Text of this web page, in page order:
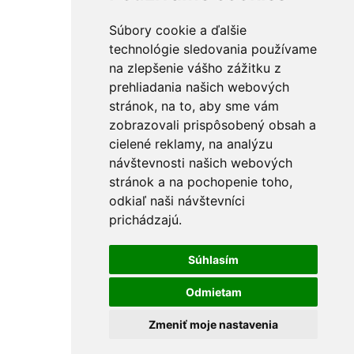
Súbory cookie a ďalšie
technológie sledovania používame
na zlepšenie vášho zážitku z
prehliadania našich webových
stránok, na to, aby sme vám
zobrazovali prispôsobený obsah a
cielené reklamy, na analýzu
návštevnosti našich webových
stránok a na pochopenie toho,
odkiaľ naši návštevníci
prichádzajú.
Súhlasím
Odmietam
Zmeniť moje nastavenia
Vedrá
Špachtle a hladítka
Držiaky na brúsne mriežky
Pištole na PU penu
Vytlačovacie lisy
Krížiky a kliny
Rebríky a vozíky
FÚRIKY
Skrutkovače a hroty
Nástrčné kľúče
Držiaky hrotov
L-kľúče
Skrutkovače
Sady skrutkovačov a hrotov
Sady hrotov
Špecialne hroty
Hroty KITO Smart
Hroty KITO Shark
Sekáče a priebojníky
Výsečníky